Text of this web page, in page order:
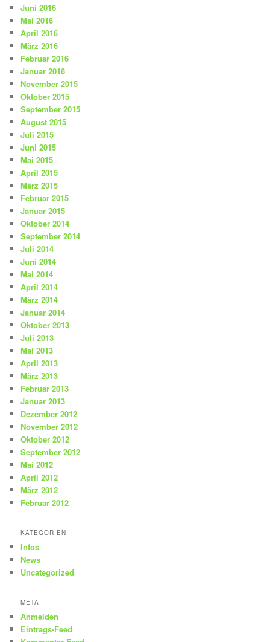
Juni 2016
Mai 2016
April 2016
März 2016
Februar 2016
Januar 2016
November 2015
Oktober 2015
September 2015
August 2015
Juli 2015
Juni 2015
Mai 2015
April 2015
März 2015
Februar 2015
Januar 2015
Oktober 2014
September 2014
Juli 2014
Juni 2014
Mai 2014
April 2014
März 2014
Januar 2014
Oktober 2013
Juli 2013
Mai 2013
April 2013
März 2013
Februar 2013
Januar 2013
Dezember 2012
November 2012
Oktober 2012
September 2012
Mai 2012
April 2012
März 2012
Februar 2012
KATEGORIEN
Infos
News
Uncategorized
META
Anmelden
Eintrags-Feed